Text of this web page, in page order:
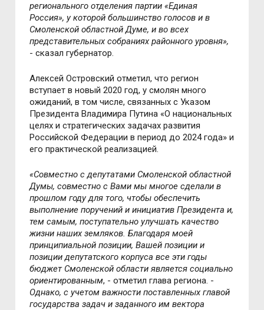
регионального отделения партии «Единая
Россия», у которой большинство голосов и в
Смоленской областной Думе, и во всех
представительных собраниях районного уровня»,
- сказал губернатор.
Алексей Островский отметил, что регион
вступает в новый 2020 год, у смолян много
ожиданий, в том числе, связанных с Указом
Президента Владимира Путина «О национальных
целях и стратегических задачах развития
Российской Федерации в период до 2024 года» и
его практической реализацией.
«Совместно с депутатами Смоленской областной
Думы, совместно с Вами мы многое сделали в
прошлом году для того, чтобы обеспечить
выполнение поручений и инициатив Президента и,
тем самым, поступательно улучшать качество
жизни наших земляков. Благодаря моей
принципиальной позиции, Вашей позиции и
позиции депутатского корпуса все эти годы
бюджет Смоленской области является социально
ориентированным, - отметил глава региона. -
Однако, с учетом важности поставленных главой
государства задач и заданного им вектора